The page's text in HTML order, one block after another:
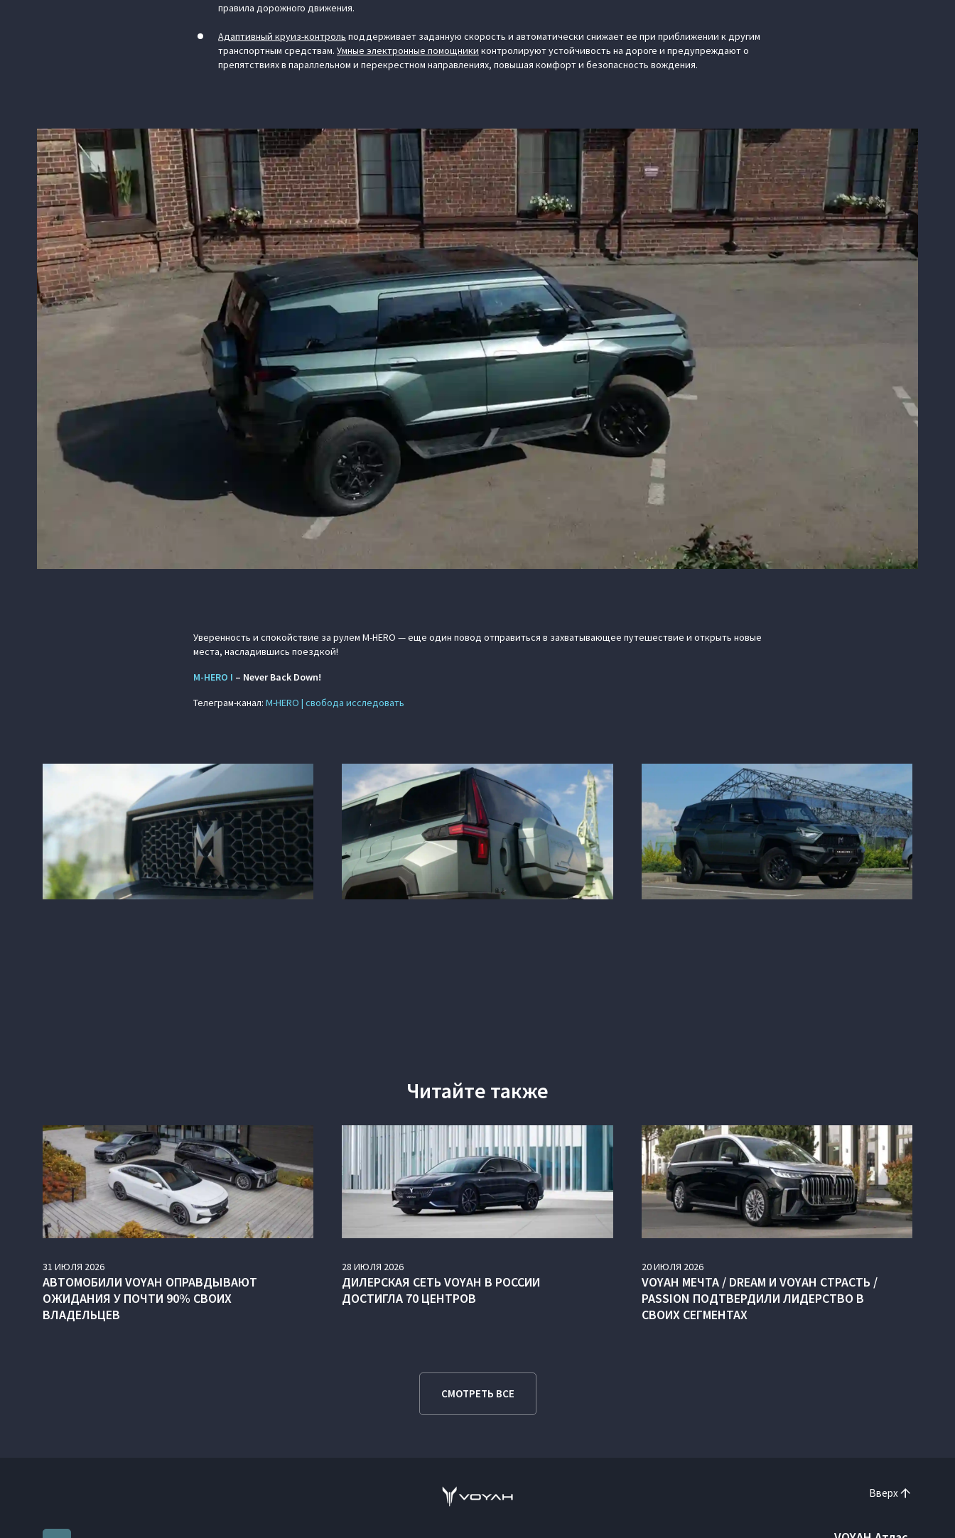
правила дорожного движения.
Адаптивный круиз-контроль поддерживает заданную скорость и автоматически снижает ее при приближении к другим
транспортным средствам. Умные электронные помощники контролируют устойчивость на дороге и предупреждают о
препятствиях в параллельном и перекрестном направлениях, повышая комфорт и безопасность вождения.
Уверенность и спокойствие за рулем M‑HERO — еще один повод отправиться в захватывающее путешествие и открыть новые
места, насладившись поездкой!
M‑HERO I – Never Back Down!
Телеграм-канал: M‑HERO | свобода исследовать
Читайте также
31 ИЮЛЯ 2026
АВТОМОБИЛИ VOYAH ОПРАВДЫВАЮТ
ОЖИДАНИЯ У ПОЧТИ 90% СВОИХ
ВЛАДЕЛЬЦЕВ
28 ИЮЛЯ 2026
ДИЛЕРСКАЯ СЕТЬ VOYAH В РОССИИ
ДОСТИГЛА 70 ЦЕНТРОВ
20ИЮЛЯ 2026
VOYAH МЕЧТА / DREAM И VOYAH СТРАСТЬ /
PASSION ПОДТВЕРДИЛИ ЛИДЕРСТВО В
СВОИХ СЕГМЕНТАХ
СМОТРЕТЬ ВСЕ
Вверх